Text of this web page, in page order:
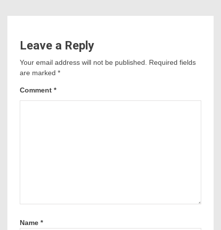
Leave a Reply
Your email address will not be published.
Required fields
are marked *
Comment *
Name *